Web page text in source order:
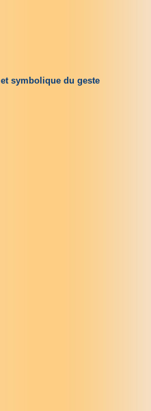
etsymbolique du geste